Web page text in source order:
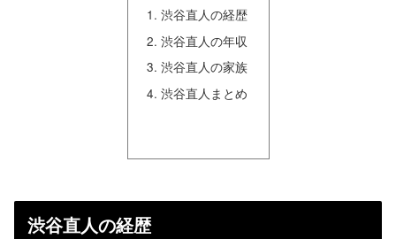
渋谷直人の経歴
渋谷直人の年収
渋谷直人の家族
渋谷直人まとめ
渋谷直人の経歴